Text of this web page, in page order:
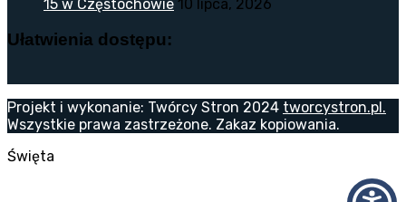
15 w Częstochowie 10 lipca, 2026
Ułatwienia dostępu:
Projekt i wykonanie: Twórcy Stron 2024 tworcystron.pl.
Wszystkie prawa zastrzeżone. Zakaz kopiowania.
Święta